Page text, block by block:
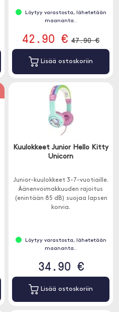
Löytyy varastosta, lähetetään
maananta..
42.90 € 47.90 €
Lisää ostoskoriin
Kuulokkeet Junior Hello Kitty
Unicorn
Junior-kuulokkeet 3-7-vuotiaille.
Äänenvoimakkuuden rajoitus
(enintään 85 dB) suojaa lapsen
korvia.
Löytyy varastosta, lähetetään
maananta..
34.90 €
Lisää ostoskoriin